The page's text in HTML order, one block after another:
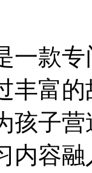
一款
丰富
孩子
内容